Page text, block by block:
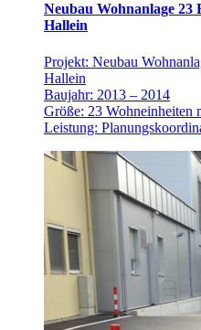
Neubau Wohnanlage 23
Hallein
Projekt: Neubau
Hallein
Baujahr: 2013 – 2014
Größe: 23 Wohneinheiten
Leistung: